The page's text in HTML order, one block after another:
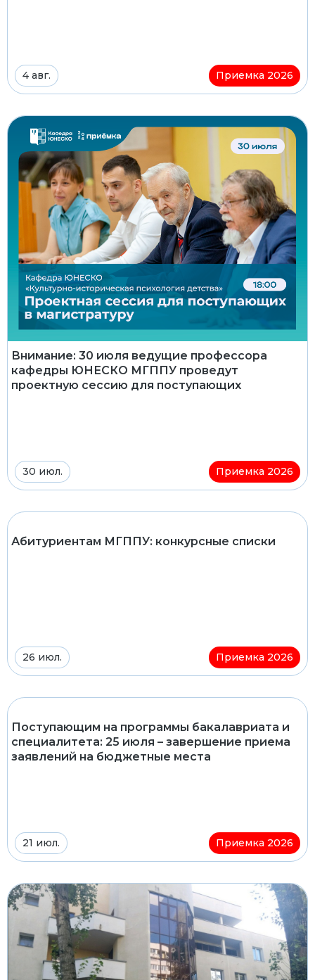
4 авг. Приемка 2026
Внимание: 30 июля ведущие профессора
кафедры ЮНЕСКО МГППУ проведут
проектную сессию для поступающих
30 июл. Приемка 2026
Абитуриентам МГППУ: конкурсные списки
26 июл. Приемка 2026
Поступающим на программы бакалавриата и
специалитета: 25 июля – завершение приема
заявлений на бюджетные места
21 июл. Приемка 2026